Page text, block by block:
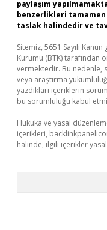
paylaşım
benzerlikleri
taslak halindedir ve
Sitemiz, 5651 Sayılı
Kurumu (BTK) tarafından
vermektedir. Bu nedenle,
veya araştırma
yazdıkları içeriklerin
bu sorumluluğu kabul
Hukuka ve yasal
içerikleri,
halinde, ilgili içerikler